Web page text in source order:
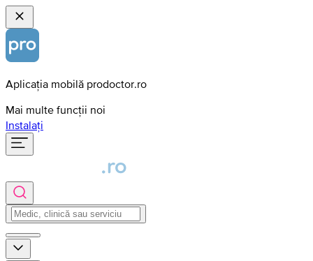
Aplicația mobilă prodoctor.ro
Mai multe funcții noi
Instalați